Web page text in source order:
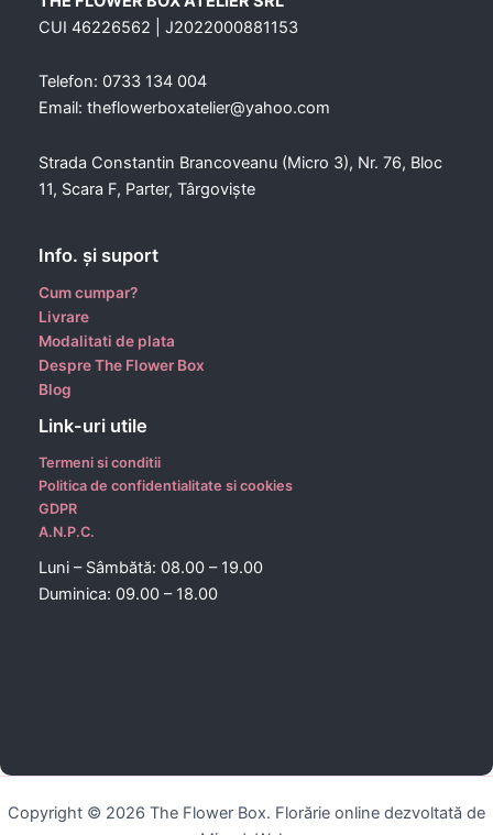
CUI 46226562 | J2022000881153
Telefon: 0733 134 004
Email: theflowerboxatelier@yahoo.com
Strada Constantin Brancoveanu (Micro 3), Nr. 76, Bloc
11, Scara F, Parter, Târgoviște
Info. şi suport
Cum cumpar?
Livrare
Modalitati de plata
Despre The Flower Box
Blog
Link-uri utile
Termeni si conditii
Politica de confidentialitate si cookies
GDPR
A.N.P.C.
Luni – Sâmbătă: 08.00 – 19.00
Duminica: 09.00 – 18.00
Copyright © 2026 The Flower Box. Florărie online dezvoltată de